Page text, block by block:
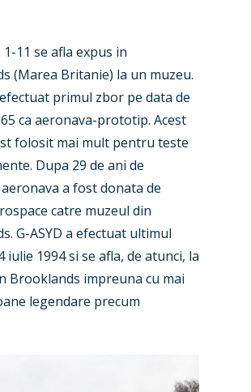
1-11 se afla expus in
(Marea Britanie) la un muzeu.
primul zbor pe data de
ca aeronava-prototip. Acest
folosit mai mult pentru teste
Dupa 29 de ani de
a fost donata de
catre muzeul din
G-ASYD a efectuat ultimul
iulie 1994 si se afla, de atunci, la
Brooklands impreuna cu mai
legendare precum